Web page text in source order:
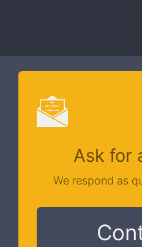
Ask for
We respond as